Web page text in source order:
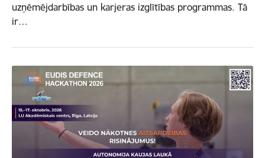
uzņēmējdarbības un karjeras izglītības programmas. Tā
ir…